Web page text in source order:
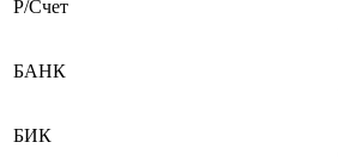
Р/Счет
БАНК
БИК